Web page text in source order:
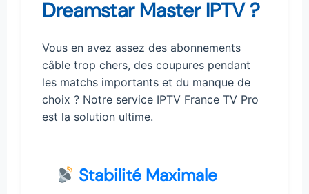
Dreamstar Master IPTV ?
Vous en avez assez des abonnements
câble trop chers, des coupures pendant
les matchs importants et du manque de
choix ? Notre service IPTV France TV Pro
est la solution ultime.
Stabilité Maximale